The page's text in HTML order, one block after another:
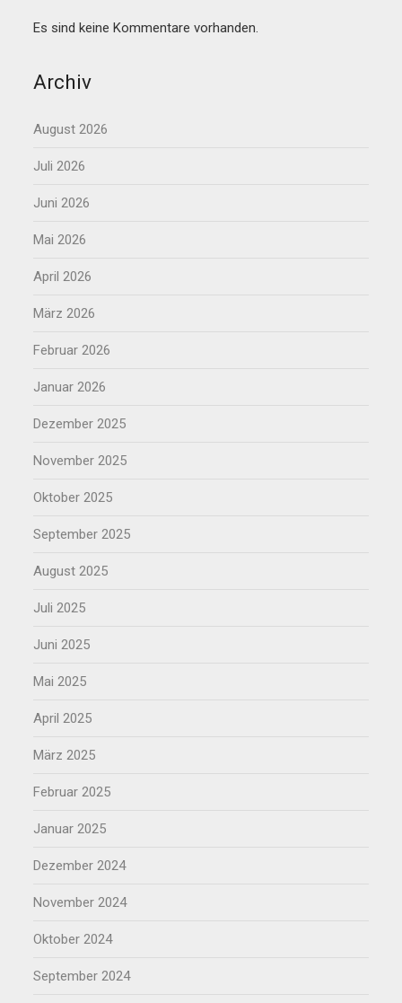
Es sind keine Kommentare vorhanden.
Archiv
August 2026
Juli 2026
Juni 2026
Mai 2026
April 2026
März 2026
Februar 2026
Januar 2026
Dezember 2025
November 2025
Oktober 2025
September 2025
August 2025
Juli 2025
Juni 2025
Mai 2025
April 2025
März 2025
Februar 2025
Januar 2025
Dezember 2024
November 2024
Oktober 2024
September 2024